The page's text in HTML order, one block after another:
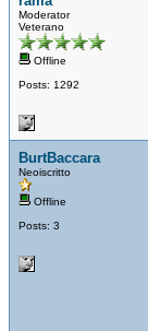
Moderator
Veterano
Offline
Posts: 1292
BurtBaccara
Neoiscritto
Offline
Posts: 3